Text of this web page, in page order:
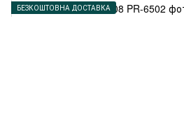
БЕЗКОШТОВНА ДОСТАВКА